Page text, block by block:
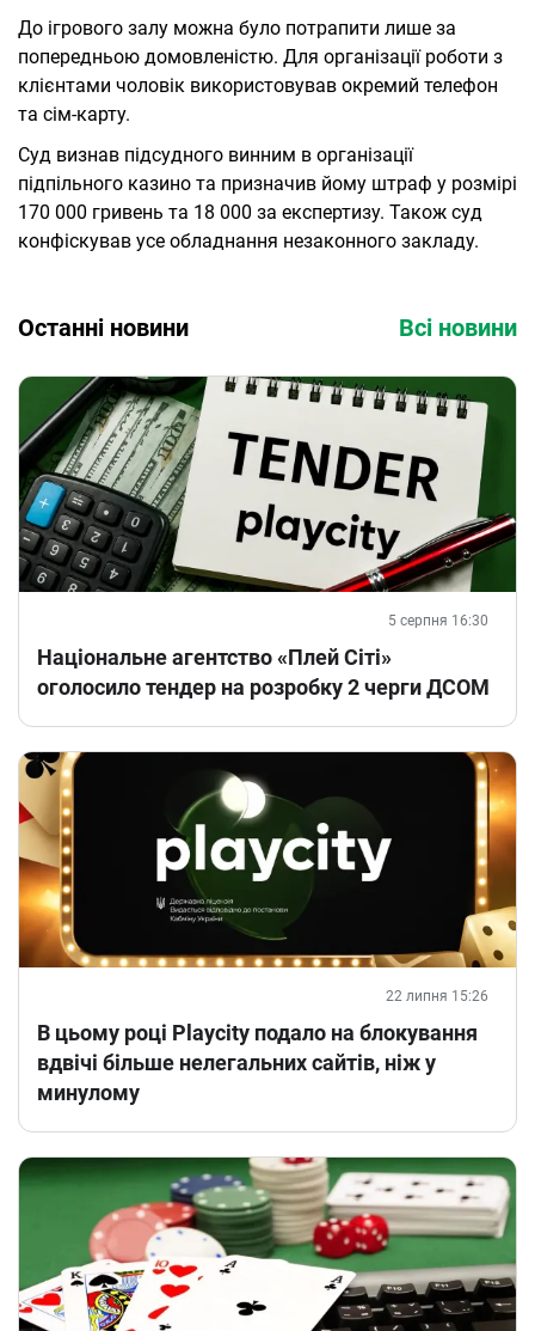
До ігрового залу можна було потрапити лише за
попередньою домовленістю. Для організації роботи з
клієнтами чоловік використовував окремий телефон
та сім-карту.
Суд визнав підсудного винним в організації
підпільного казино та призначив йому штраф у розмірі
170 000 гривень та 18 000 за експертизу. Також суд
конфіскував усе обладнання незаконного закладу.
Останні новини Всі новини
5 серпня 16:30
Національне агентство «Плей Сіті»
оголосило тендер на розробку 2 черги ДСОМ
22 липня 15:26
В цьому році Playcity подало на блокування
вдвічі більше нелегальних сайтів, ніж у
минулому